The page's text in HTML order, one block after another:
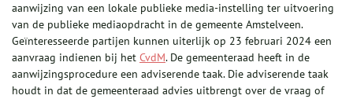
aanwijzing van een lokale publieke media-instelling ter uitvoering
van de publieke mediaopdracht in de gemeente Amstelveen.
Geïnteresseerde partijen kunnen uiterlijk op 23 februari 2024 een
aanvraag indienen bij het CvdM. De gemeenteraad heeft in de
aanwijzingsprocedure een adviserende taak. Die adviserende taak
houdt in dat de gemeenteraad advies uitbrengt over de vraag of